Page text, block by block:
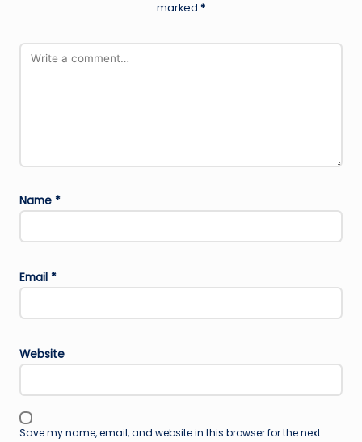
marked *
Name *
Email *
Website
Save my name, email, and website in this browser for the next